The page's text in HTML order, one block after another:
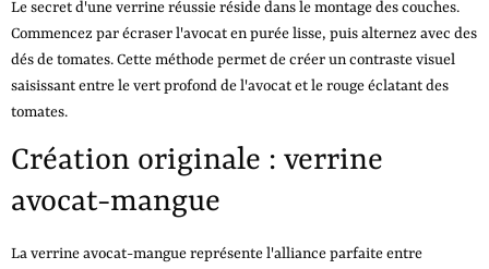
Le secret d'une verrine réussie réside dans le montage des couches.
Commencez par écraser l'avocat en purée lisse, puis alternez avec des
dés de tomates. Cette méthode permet de créer un contraste visuel
saisissant entre le vert profond de l'avocat et le rouge éclatant des
tomates.
Création originale : verrine
avocat-mangue
La verrine avocat-mangue représente l'alliance parfaite entre